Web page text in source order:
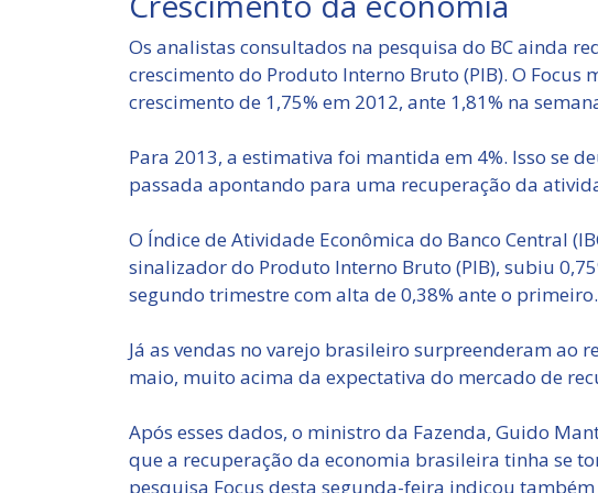
Os analistas consultados na pesquisa do BC ainda
crescimento do Produto Interno Bruto (PIB). O Focus
crescimento de 1,75% em 2012, ante 1,81% na
Para 2013, a estimativa foi mantida em 4%. Isso se
passada apontando para uma recuperação da
O Índice de Atividade Econômica do Banco Central
sinalizador do Produto Interno Bruto (PIB), subiu
segundo trimestre com alta de 0,38% ante o primeiro.
Já as vendas no varejo brasileiro surpreenderam ao
maio, muito acima da expectativa do mercado de
Após esses dados, o ministro da Fazenda, Guido
que a recuperação da economia brasileira tinha se
pesquisa Focus desta segunda-feira indicou